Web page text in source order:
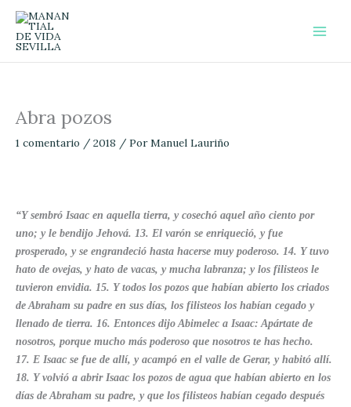
contenido
Abra pozos
1 comentario / 2018 / PorManuel Lauriño
“Y sembró Isaac en aquella tierra, y cosechó aquel año ciento por
uno; y le bendijo Jehová. 13. El varón se enriqueció, y fue
prosperado, y se engrandeció hasta hacerse muy poderoso. 14. Y tuvo
hato de ovejas, y hato de vacas, y mucha labranza; y los filisteos le
tuvieron envidia. 15. Y todos los pozos que habían abierto los criados
de Abraham su padre en sus días, los filisteos los habían cegado y
llenado de tierra. 16. Entonces dijo Abimelec a Isaac: Apártate de
nosotros, porque mucho más poderoso que nosotros te has hecho.
17. E Isaac se fue de allí, y acampó en el valle de Gerar, y habitó allí.
18. Y volvió a abrir Isaac los pozos de agua que habían abierto en los
días de Abraham su padre, y que los filisteos habían cegado después